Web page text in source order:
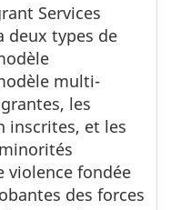
Services
deux types de
multi-
les
inscrites, et les
violence fondée
des forces